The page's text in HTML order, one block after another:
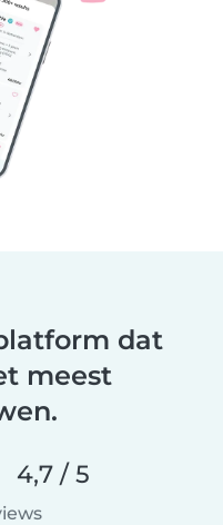
dat
meest
4,7 / 5